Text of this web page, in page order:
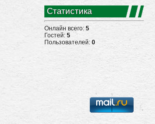
Статистика
Онлайн всего: 5
Гостей: 5
Пользователей: 0